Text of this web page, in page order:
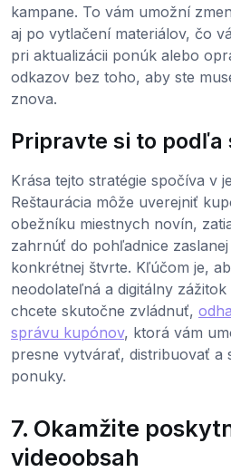
kampane. To vám umožní
aj po vytlačení materiálov, čo
pri aktualizácii ponúk alebo
odkazov bez toho, aby ste
znova.
Pripravte si to podľa
Krása tejto stratégie spočíva v
Reštaurácia môže uverejniť
obežníku miestnych novín,
zahrnúť do pohľadnice
konkrétnej štvrte. Kľúčom je,
neodolateľná a digitálny
chcete skutočne zvládnuť,
správu kupónov, ktorá vám
presne vytvárať, distribuovať a
ponuky.
7. Okamžite
videoobsah